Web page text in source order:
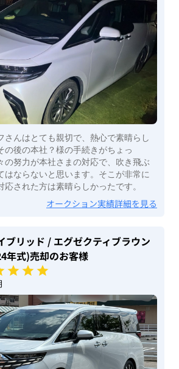
さんはとても親切で、熱心で素晴らし
の後の本社？様の手続きがちょっ
の努力が本社さまの対応で、吹き飛ぶ
はならないと思います。そこが非常に
された方は素晴らしかったです。
オークション実績詳細を見る
ブリッド / エグゼクティブラウン
年式)売却のお客様